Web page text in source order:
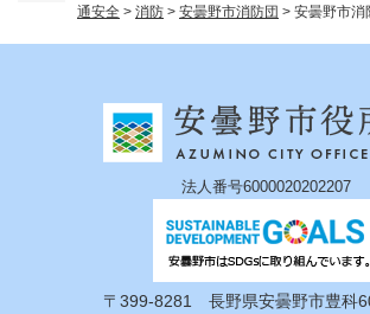
通安全 > 消防 > 安曇野市消防団 > 安曇野市消
法人番号6000020202207
〒399-8281 長野県安曇野市豊科